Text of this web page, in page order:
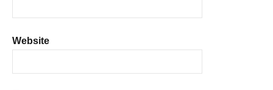
Website